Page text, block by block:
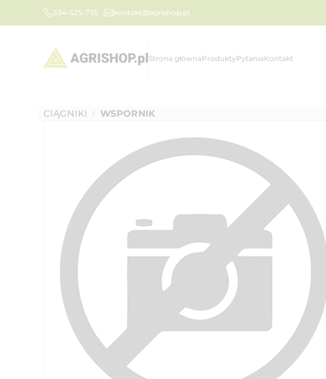
534-625-735 kontakt@agrishop.pl
Strona głównaProduktyPytaniaKontakt
CIĄGNIKI / WSPORNIK